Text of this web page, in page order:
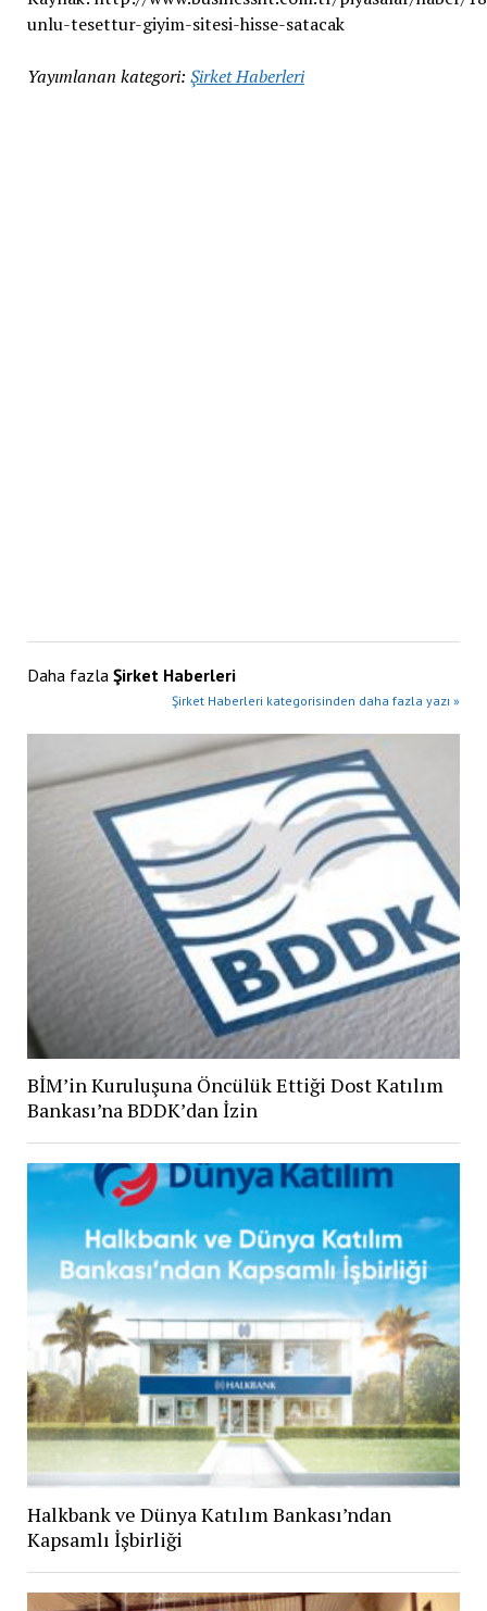
unlu-tesettur-giyim-sitesi-hisse-satacak
Yayımlanan kategori: Şirket Haberleri
Daha fazla Şirket Haberleri
Şirket Haberleri kategorisinden daha fazla yazı »
BİM’in Kuruluşuna Öncülük Ettiği Dost Katılım
Bankası’na BDDK’dan İzin
Halkbank ve Dünya Katılım Bankası’ndan
Kapsamlı İşbirliği